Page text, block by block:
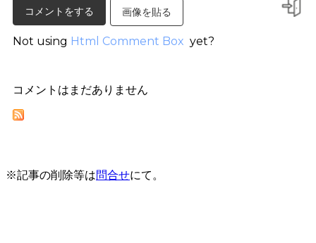
画像を貼る
Not using Html Comment Box yet?
コメントはまだありません
※記事の削除等は問合せにて。